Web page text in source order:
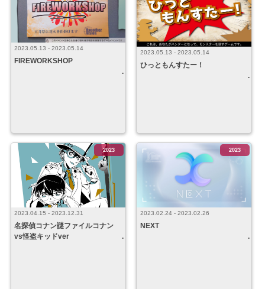
2023.05.13 - 2023.05.14
FIREWORKSHOP
2023.05.13 - 2023.05.14
ひっともんすたー！
2023.04.15 - 2023.12.31
名探偵コナン謎ファイルコナン
vs怪盗キッドver
2023
2023.02.24 - 2023.02.26
NEXT
2023